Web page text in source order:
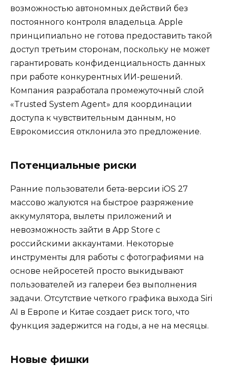
возможностью автономных действий без
постоянного контроля владельца. Apple
принципиально не готова предоставить такой
доступ третьим сторонам, поскольку не может
гарантировать конфиденциальность данных
при работе конкурентных ИИ-решений.
Компания разработала промежуточный слой
«Trusted System Agent» для координации
доступа к чувствительным данным, но
Еврокомиссия отклонила это предложение.
Потенциальные риски
Ранние пользователи бета-версии iOS 27
массово жалуются на быстрое разряжение
аккумулятора, вылеты приложений и
невозможность зайти в App Store с
российскими аккаунтами. Некоторые
инструменты для работы с фотографиями на
основе нейросетей просто выкидывают
пользователей из галереи без выполнения
задачи. Отсутствие четкого графика выхода Siri
AI в Европе и Китае создает риск того, что
функция задержится на годы, а не на месяцы.
Новые фишки